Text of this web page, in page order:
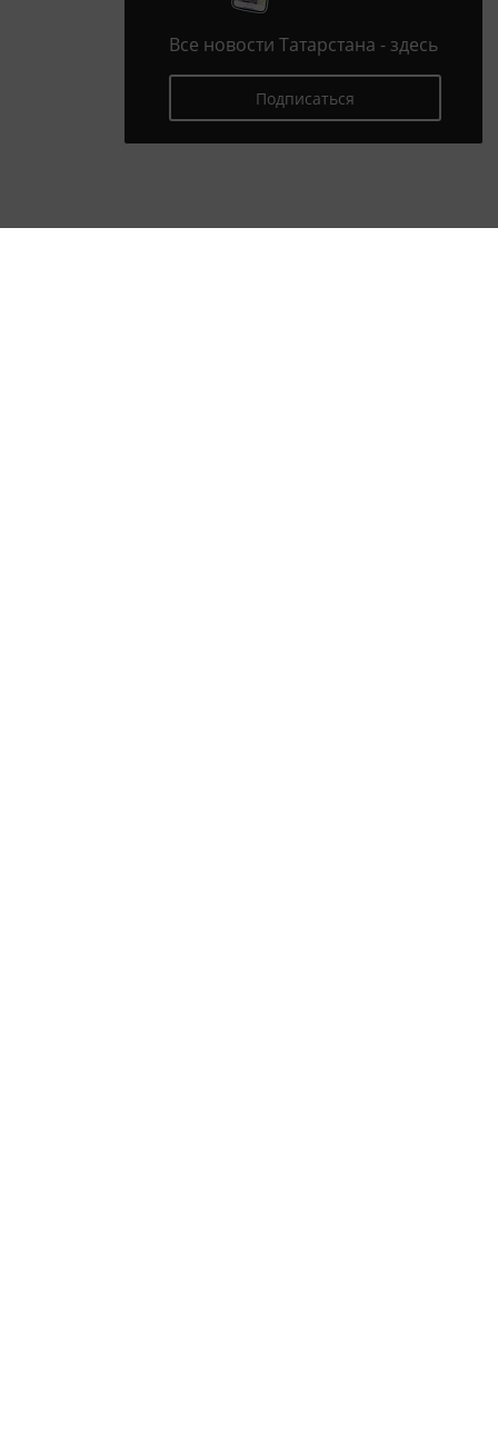
Все новости Татарстана - здесь
Подписаться